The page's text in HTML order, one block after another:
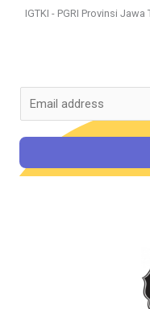
IGTKI - PGRI Provinsi
l